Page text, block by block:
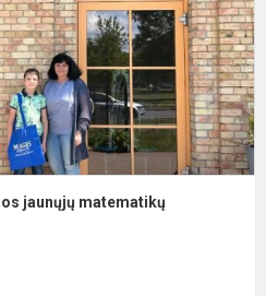
jaunųjų matematikų